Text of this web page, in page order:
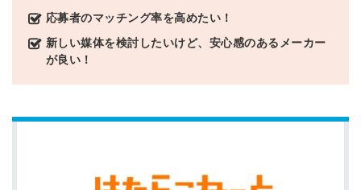
応募者のマッチング率を高めたい！
新しい媒体を検討したいけど、安心感のあるメーカー
が良い！